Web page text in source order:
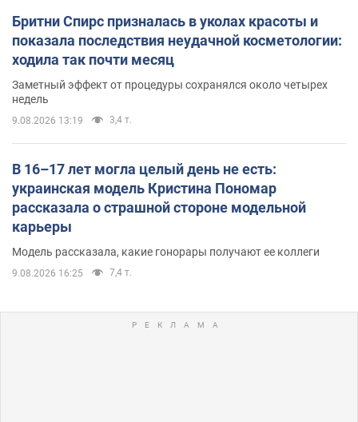
Бритни Спирс призналась в уколах красоты и
показала последствия неудачной косметологии:
ходила так почти месяц
Заметный эффект от процедуры сохранялся около четырех
недель
9.08.2026 13:19 3,4 т.
В 16–17 лет могла целый день не есть:
украинская модель Кристина Пономар
рассказала о страшной стороне модельной
карьеры
Модель рассказала, какие гонорары получают ее коллеги
9.08.2026 16:25 7,4 т.